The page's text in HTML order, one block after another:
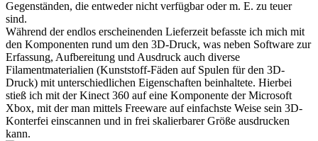
Gegenständen, die entweder nicht verfügbar oder m. E. zu teuer
sind.
Während der endlos erscheinenden Lieferzeit befasste ich mich mit
den Komponenten rund um den 3D-Druck, was neben Software zur
Erfassung, Aufbereitung und Ausdruck auch diverse
Filamentmaterialien (Kunststoff-Fäden auf Spulen für den 3D-
Druck) mit unterschiedlichen Eigenschaften beinhaltete. Hierbei
stieß ich mit der Kinect 360 auf eine Komponente der Microsoft
Xbox, mit der man mittels Freeware auf einfachste Weise sein 3D-
Konterfei einscannen und in frei skalierbarer Größe ausdrucken
kann.